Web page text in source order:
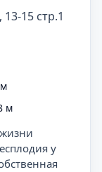
15 стр.1
м
у